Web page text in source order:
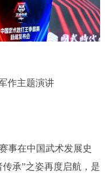
作主题演讲
事在中国武术发展史
传承”之姿再度启航，是